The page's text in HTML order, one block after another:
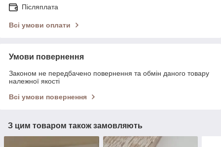
Післяплата
Всі умови оплати
Умови повернення
Законом не передбачено повернення та обмін даного товару
належної якості
Всі умови повернення
З цим товаром також замовляють